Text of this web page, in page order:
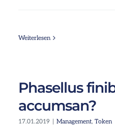
Weiterlesen
Phasellus
accumsan?
17.01.2019 | Management, Token